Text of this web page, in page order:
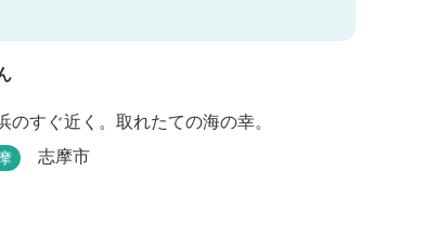
のすぐ近く。取れたての海の幸。
志摩市